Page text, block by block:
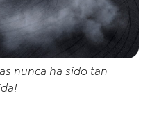
nunca ha sido tan